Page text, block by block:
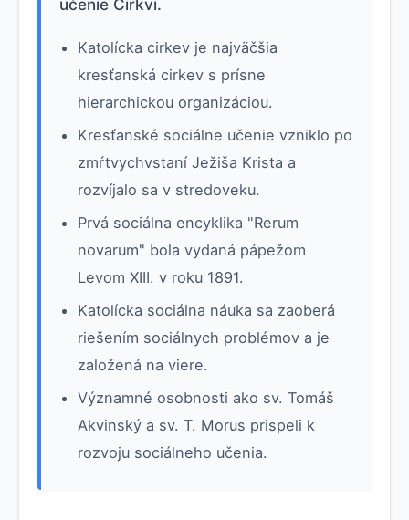
učenie Cirkvi.
Katolícka cirkev je najväčšia
kresťanská cirkev s prísne
hierarchickou organizáciou.
Kresťanské sociálne učenie vzniklo po
zmŕtvychvstaní Ježiša Krista a
rozvíjalo sa v stredoveku.
Prvá sociálna encyklika "Rerum
novarum" bola vydaná pápežom
Levom XIII. v roku 1891.
Katolícka sociálna náuka sa zaoberá
riešením sociálnych problémov a je
založená na viere.
Významné osobnosti ako sv. Tomáš
Akvinský a sv. T. Morus prispeli k
rozvoju sociálneho učenia.